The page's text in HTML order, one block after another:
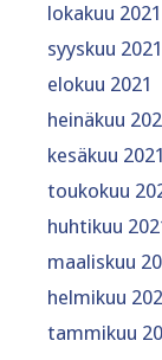
lokakuu 2021
syyskuu 2021
elokuu 2021
heinäkuu
kesäkuu 2021
toukokuu
huhtikuu
maaliskuu
helmikuu
tammikuu